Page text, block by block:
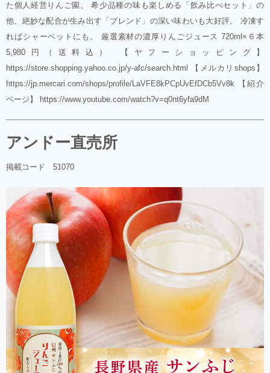
た個人経営りんご園。 希少品種の味も楽しめる「飲み比べセット」の
他、絶妙な配合が生み出す「ブレンド」の深い味わいも大好評。 冷凍す
ればシャーベットにも。 厳選素材の濃厚りんごジュース 720ml×６本
5,980円（送料込） 【ヤフーショッピング】
https://store.shopping.yahoo.co.jp/y-afc/search.html 【メルカリshops】
https://jp.mercari.com/shops/profile/LaVFE8kPCpUvEfDCb5Vv8k 【紹介
ページ】 https://www.youtube.com/watch?v=q0nt6yfa9dM
アンドー直売所
掲載コード 51070